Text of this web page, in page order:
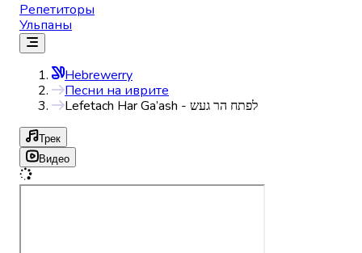
Репетиторы
Ульпаны
Hebrewerry
Песни на иврите
Lefetach Har Ga’ash - לפתח הר געש
Трек
Видео